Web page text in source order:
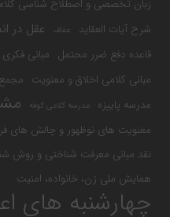
زبان تخصصی و اصطلاح شناسی
شرح آیات العقاید عفاف عقل در
قاعده دفع ضرر محتمل مبانی
مبانی کلامی اخلاق و معنویت
مدرسه پاییزه مدرسه کلامی کوفه
معنویت های نوظهور و چالش های
نقد مبانی معرفت شناختی و روش
همایش ملی زن، خانواده، امنیت
چهارشنبه های